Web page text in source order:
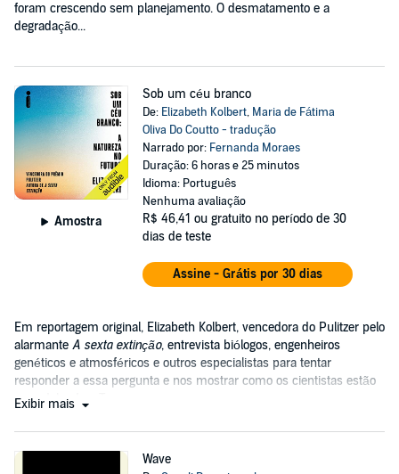
foram crescendo sem planejamento. O desmatamento e a
degradação...
Amostra
Sob um céu branco
De: Elizabeth Kolbert, Maria de Fátima
Oliva Do Coutto - tradução
Narrado por: Fernanda Moraes
Duração: 6 horas e 25 minutos
Idioma: Português
Nenhuma avaliação
R$ 46,41 ou gratuito no período de 30
dias de teste
Assine - Grátis por 30 dias
Em reportagem original, Elizabeth Kolbert, vencedora do Pulitzer pelo
alarmante A sexta extinção, entrevista biólogos, engenheiros
genéticos e atmosféricos e outros especialistas para tentar
responder a essa pergunta e nos mostrar como os cientistas estão
remodelando a Terra....
Exibir mais
Wave